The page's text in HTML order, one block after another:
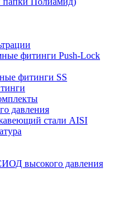
фитинги Push-Lock
фитинги SS
давления
стали AISI
высокого давления